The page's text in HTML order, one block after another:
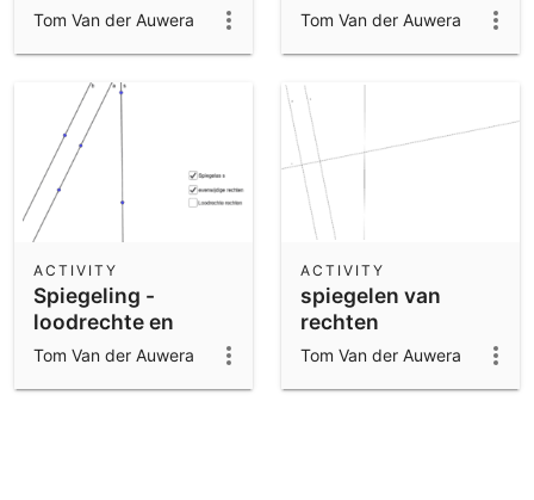
Tom Van der Auwera Tom Van der Auwera
Spiegeling -
loodrechte en
evenwijdige stand
ACTIVITY
Tom Van der Auwera
spiegelen van
rechten
ACTIVITY
Tom Van der Auwera